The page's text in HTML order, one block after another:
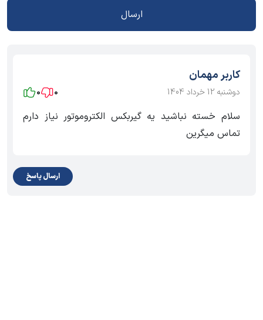
ارسال
کاربر مهمان
دوشنبه 12 خرداد 1404 0
0
سلام خسته نباشید یه گیربکس الکتروموتور نیاز دارم
تماس میگرین
ارسال پاسخ